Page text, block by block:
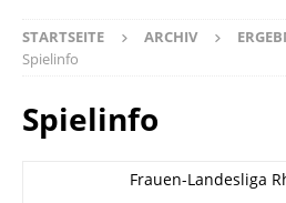
STARTSEITE ARCHIV
Spielinfo
Spielinfo
Frauen-Landesliga